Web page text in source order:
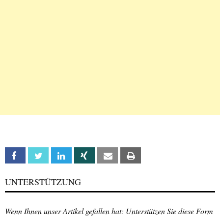
Facebook Twitter Linkedin Xing Email
UNTERSTÜTZUNG
Wenn Ihnen unser Artikel gefallen hat: Unterstützen Sie diese Form